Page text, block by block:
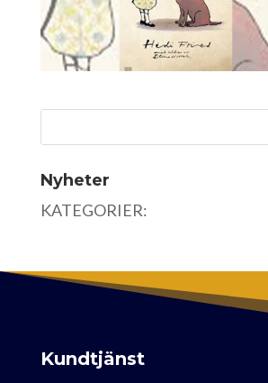
Nyheter
KATEGORIER:
Kundtjänst